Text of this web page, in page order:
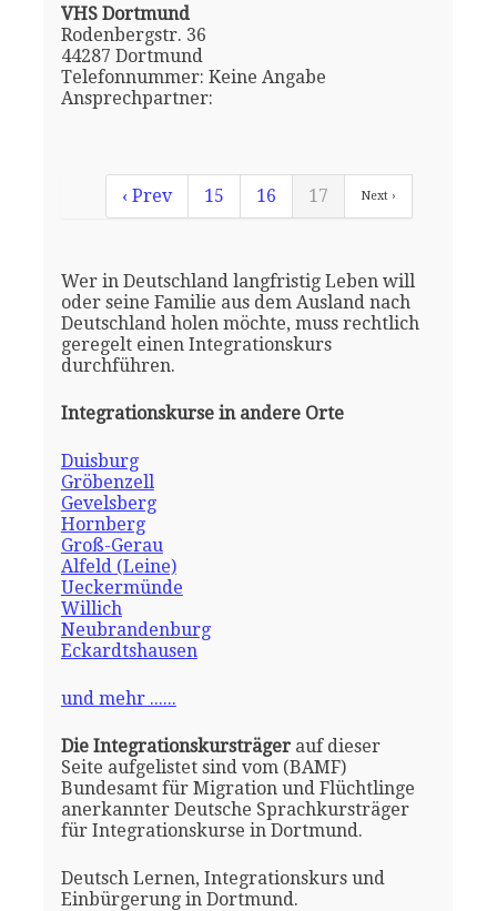
VHS Dortmund
Rodenbergstr. 36
44287 Dortmund
Telefonnummer: Keine Angabe
Ansprechpartner:
‹ Prev 15 16 17 Next ›
Wer in Deutschland langfristig Leben will
oder seine Familie aus dem Ausland nach
Deutschland holen möchte, muss rechtlich
geregelt einen Integrationskurs
durchführen.
Integrationskurse in andere Orte
Duisburg
Gröbenzell
Gevelsberg
Hornberg
Groß-Gerau
Alfeld (Leine)
Ueckermünde
Willich
Neubrandenburg
Eckardtshausen
und mehr ......
Die Integrationskursträgerauf dieser
Seite aufgelistet sind vom (BAMF)
Bundesamt für Migration und Flüchtlinge
anerkannter Deutsche Sprachkursträger
für Integrationskurse in Dortmund.
Deutsch Lernen, Integrationskurs und
Einbürgerung in Dortmund.